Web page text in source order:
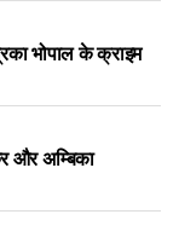
भोपाल के क्राइम
और अम्बिका